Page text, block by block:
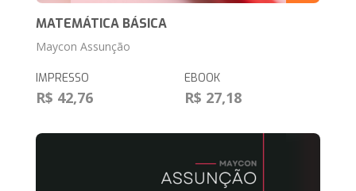
MATEMÁTICA BÁSICA
Maycon Assunção
IMPRESSO
R$ 42,76
EBOOK
R$ 27,18